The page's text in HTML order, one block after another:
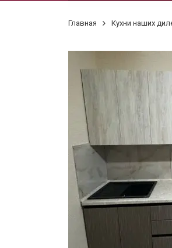
Главная Кухни наших